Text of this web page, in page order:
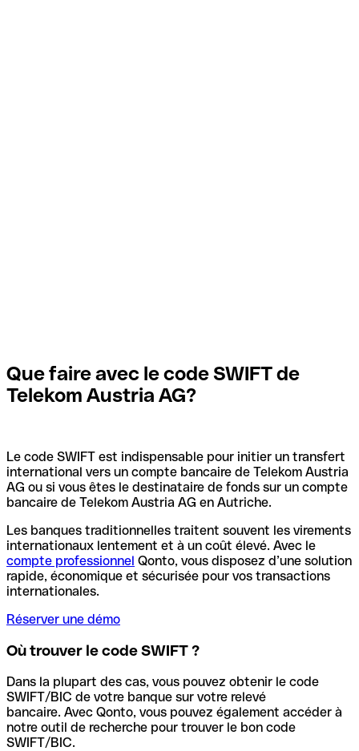
Que faire avec le code SWIFT de
Telekom Austria AG?
Le code SWIFT est indispensable pour initier un transfert
international vers un compte bancaire de Telekom Austria
AG ou si vous êtes le destinataire de fonds sur un compte
bancaire de Telekom Austria AG en Autriche.
Les banques traditionnelles traitent souvent les virements
internationaux lentement et à un coût élevé. Avec le
compte professionnel Qonto, vous disposez d’une solution
rapide, économique et sécurisée pour vos transactions
internationales.
Réserver une démo
Où trouver le code SWIFT ?
Dans la plupart des cas, vous pouvez obtenir le code
SWIFT/BIC de votre banque sur votre relevé
bancaire. Avec Qonto, vous pouvez également accéder à
notre outil de recherche pour trouver le bon code
SWIFT/BIC.